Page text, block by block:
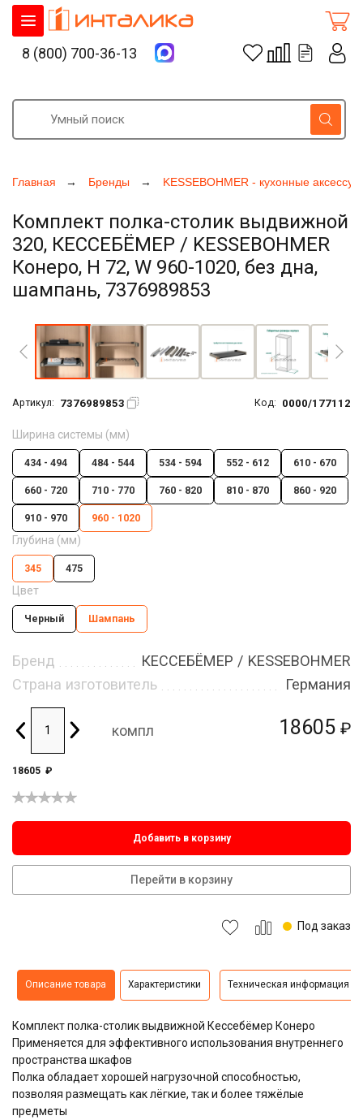
Главная Бренды KESSEBOHMER - кухонные
Комплект полка-столик выдвижной
320, КЕССЕБЁМЕР / KESSEBOHMER
Конеро, H 72, W 960-1020, без дна,
шампань, 7376989853
Артикул: 7376989853 Код: 0000/177112
18605 ₽
Ширина системы (мм)
434 - 494 484 - 544 534 - 594 552 - 612 610 - 670
660 - 720 710 - 770 760 - 820 810 - 870 860 - 920
910 - 970 960 - 1020
Глубина (мм)
345 475
Цвет
Черный Шампань
Бренд
КЕССЕБЁМЕР / KESSEBOHMER
Страна изготовитель
Германия
компл
18605 ₽
Добавить в корзину
Перейти в корзину
Под заказ
Описание товара Характеристики Техническая информация
Комплект полка-столик выдвижной Кессебёмер Конеро
Применяется для эффективного использования внутреннего
пространства шкафов
Полка обладает хорошей нагрузочной способностью,
позволяя размещать как лёгкие, так и более тяжёлые
предметы
8 (800) 700-36-13